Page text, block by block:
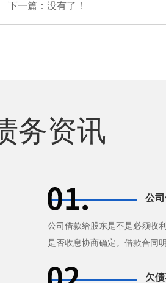
下一篇：没有了！
务资讯
公
公司借款给股东是不是必须收
是否收息协商确定。借款合同
欠